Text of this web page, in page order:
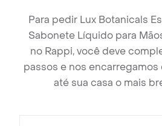
Para pedir Lux Botanicals
Sabonete Líquido para
no Rappi, você deve
passos e nos
até sua casa o mais